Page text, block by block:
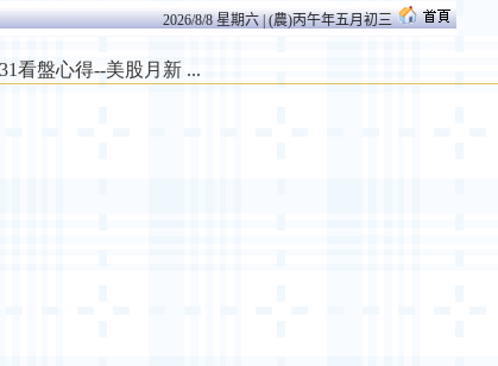
2026/8/8 星期六 | (農)丙午年五月初三